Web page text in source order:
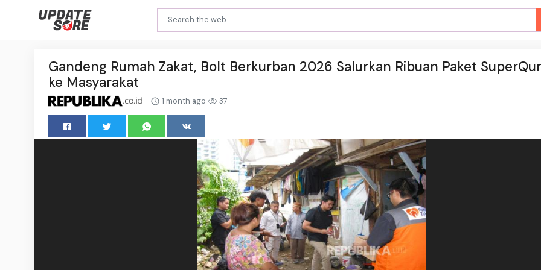
Gandeng Rumah Zakat, Bolt Berkurban 2026 Salurkan Ribuan Paket
ke Masyarakat
1 month ago 37